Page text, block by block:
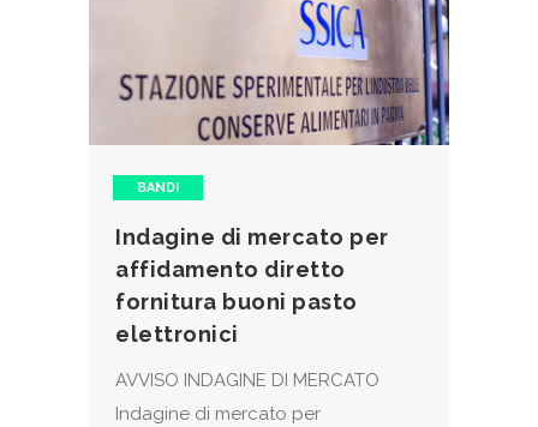
BANDI
Indagine di mercato per
affidamento diretto
fornitura buoni pasto
elettronici
AVVISO INDAGINE DI MERCATO
Indagine di mercato per